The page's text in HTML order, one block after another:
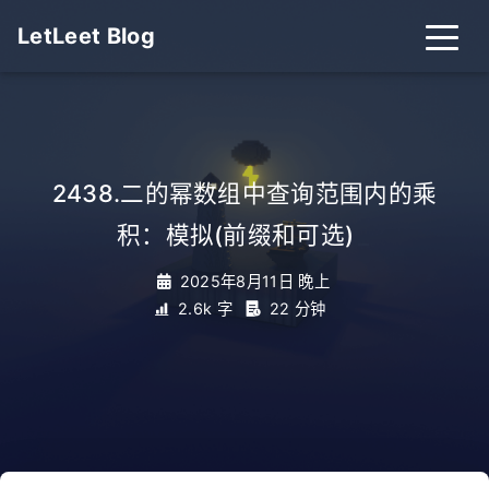
LetLeet Blog
2438.二的幂数组中查询范围内的乘
积：模拟(前缀和可选)
2025年8月11日 晚上
2.6k 字
22 分钟